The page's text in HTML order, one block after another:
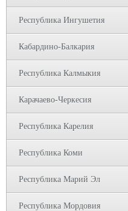
Республика Ингушетия
Кабардино-Балкария
Республика Калмыкия
Карачаево-Черкесия
Республика Карелия
Республика Коми
Республика Марий Эл
Республика Мордовия